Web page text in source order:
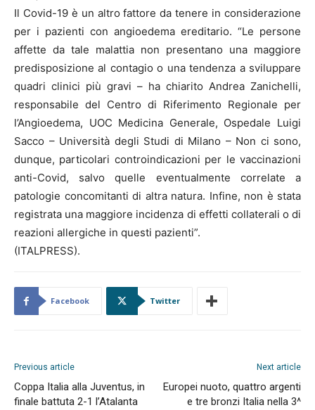
Il Covid-19 è un altro fattore da tenere in considerazione
per i pazienti con angioedema ereditario. “Le persone
affette da tale malattia non presentano una maggiore
predisposizione al contagio o una tendenza a sviluppare
quadri clinici più gravi – ha chiarito Andrea Zanichelli,
responsabile del Centro di Riferimento Regionale per
l’Angioedema, UOC Medicina Generale, Ospedale Luigi
Sacco – Università degli Studi di Milano – Non ci sono,
dunque, particolari controindicazioni per le vaccinazioni
anti-Covid, salvo quelle eventualmente correlate a
patologie concomitanti di altra natura. Infine, non è stata
registrata una maggiore incidenza di effetti collaterali o di
reazioni allergiche in questi pazienti”.
(ITALPRESS).
Facebook Twitter
Previous article
Coppa Italia alla Juventus, in
finale battuta 2-1 l’Atalanta
Next article
Europei nuoto, quattro argenti
e tre bronzi Italia nella 3^